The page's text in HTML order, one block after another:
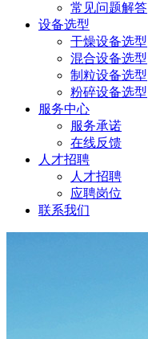
常见问题解答
设备选型
干燥设备选型
混合设备选型
制粒设备选型
粉碎设备选型
服务中心
服务承诺
在线反馈
人才招聘
人才招聘
应聘岗位
联系我们